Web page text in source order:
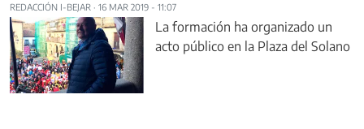
REDACCIÓN I-BEJAR · 16 MAR 2019 - 11:07
La formación ha organizado un
acto público en la Plaza del Solano